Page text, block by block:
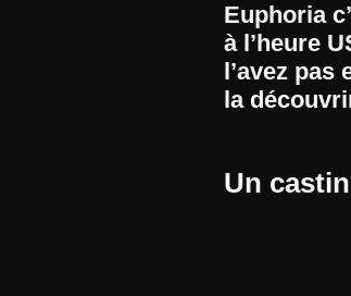
Euphoria
à l’heure
l’avez pas
la
Un